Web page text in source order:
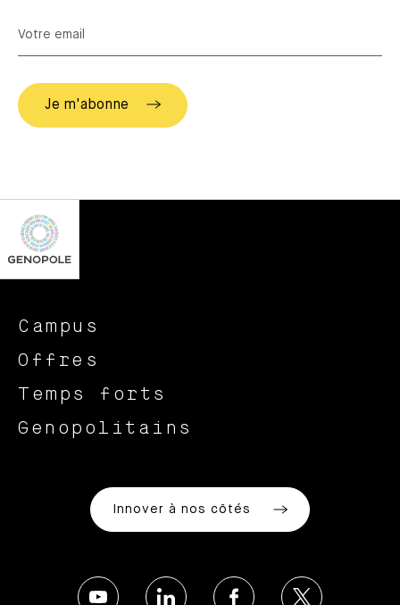
Campus
Offres
Temps forts
Genopolitains
Innover à nos côtés